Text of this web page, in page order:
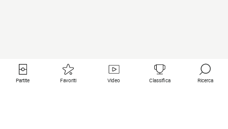
Partite Favoriti Video Classifica Ricerca